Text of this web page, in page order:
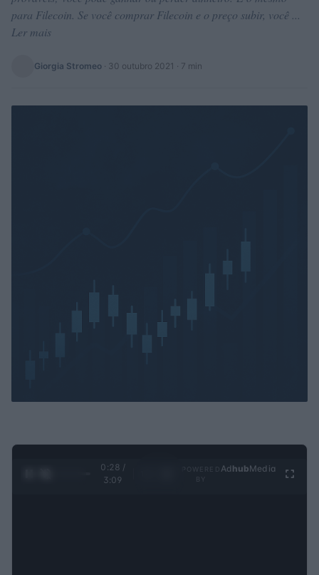
para Filecoin. Se você comprar Filecoin e o preço subir, você ...
Ler mais
Giorgia Stromeo · 30 outubro 2021 · 7 min
0:30 /
3:09
Ad hubMedia